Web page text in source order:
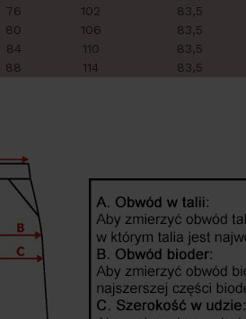
76 102
83,5
80 106
83,5
84 110
83,5
88 114 83,5